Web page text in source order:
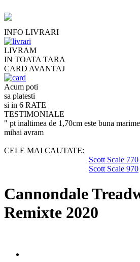
INFO LIVRARI
LIVRAM
IN TOATA TARA
CARD AVANTAJ
Acum poti
sa platesti
si in 6 RATE
TESTIMONIALE
" pt inaltimea de 1,70cm este buna
mihai avram
CELE MAI CAUTATE:
Scott Scale 770
Scott Scale 970
Cannondale
Remixte 2020